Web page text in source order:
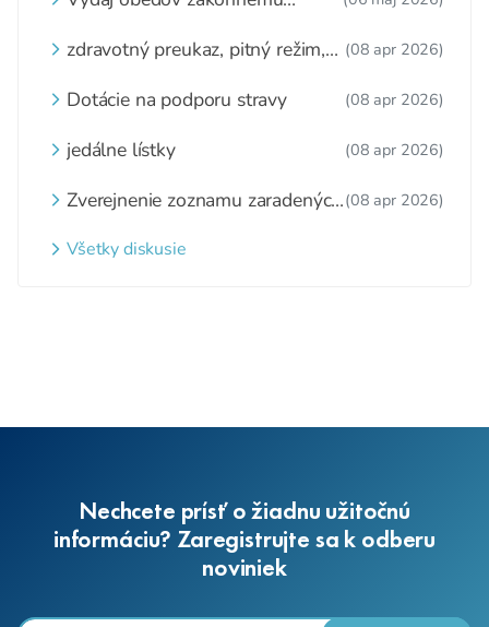
zdravotný preukaz, pitný režim,
(08 apr 2026)
Dotácie na podporu stravy (08 apr 2026)
jedálne lístky (08 apr 2026)
Zverejnenie zoznamu zaradených
webovom sídle
(08 apr 2026)
Všetky diskusie
Nechcete prísť o žiadnu užitočnú
informáciu? Zaregistrujte sa k odberu
noviniek